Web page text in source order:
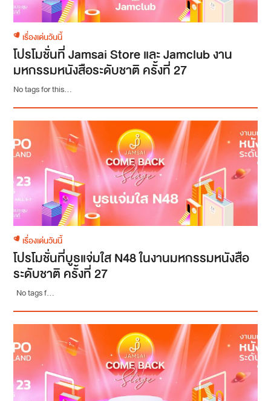
เรื่องเด่นวันนี้
โปรโมชั่นที่ Jamsai Store และ Jamclub งาน
มหกรรมหนังสือระดับชาติ ครั้งที่ 27
No tags for this...
เรื่องเด่นวันนี้
โปรโมชั่นที่บูธแจ่มใส N48 ในงานมหกรรมหนังสือ
ระดับชาติ ครั้งที่ 27
No tags f...